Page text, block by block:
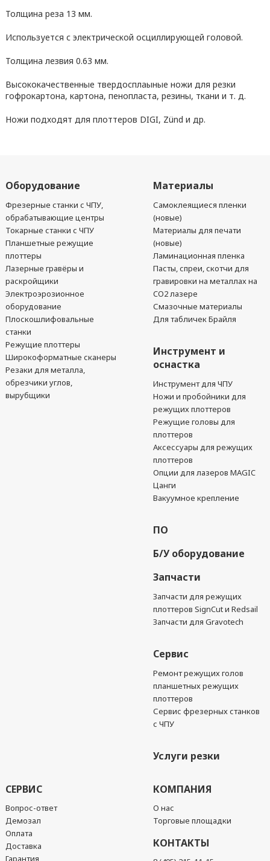
Толщина реза 13 мм.
Используется с электрической осциллирующей головой.
Толщина лезвия 0.63 мм.
Высококачественные твердосплаыные ножи для резки
гофрокартона, картона, пенопласта, резины, ткани и т. д.
Ножи подходят для плоттеров DIGI, Zünd и др.
Оборудование
Фрезерные станки с ЧПУ,
обрабатывающие центры
Токарные станки с ЧПУ
Планшетные режущие
плоттеры
Лазерные гравёры и
раскройщики
Электроэрозионное
оборудование
Плоскошлифовальные
станки
Режущие плоттеры
Широкоформатные сканеры
Резаки для металла,
обрезчики углов,
вырубщики
Материалы
Самоклеящиеся пленки
(новые)
Материалы для печати
(новые)
Ламинационная пленка
Пасты, спреи, скотчи для
гравировки на металлах на
CO2 лазере
Смазочные материалы
Для табличек Брайля
Инструмент и
оснастка
Инструмент для ЧПУ
Ножи и пробойники для
режущих плоттеров
Режущие головы для
плоттеров
Аксессуары для режущих
плоттеров
Опции для лазеров MAGIC
Цанги
Вакуумное крепление
ПО
Б/У оборудование
Запчасти
Запчасти для режущих
плоттеров SignCut и Redsail
Запчасти для Gravotech
Сервис
Ремонт режущих голов
планшетных режущих
плоттеров
Сервис фрезерных станков
с ЧПУ
Услуги резки
СЕРВИС
Вопрос-ответ
Демозал
Оплата
Доставка
Гарантия
КОМПАНИЯ
О нас
Торговые площадки
КОНТАКТЫ